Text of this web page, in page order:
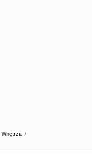
Wnętrza /